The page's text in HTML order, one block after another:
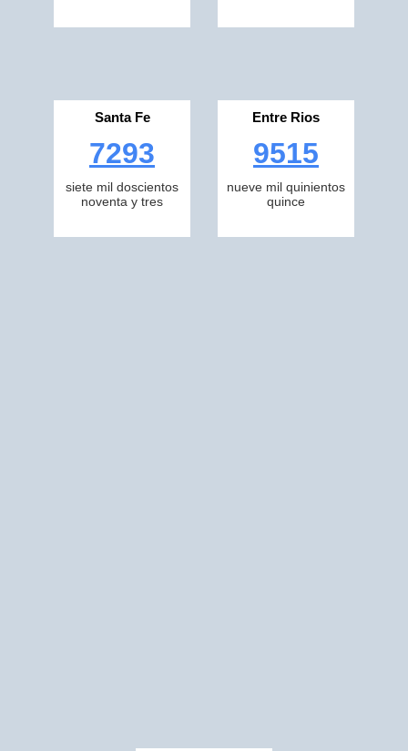
Santa Fe
7293
siete mil doscientos
noventa y tres
Entre Rios
9515
nueve mil quinientos
quince